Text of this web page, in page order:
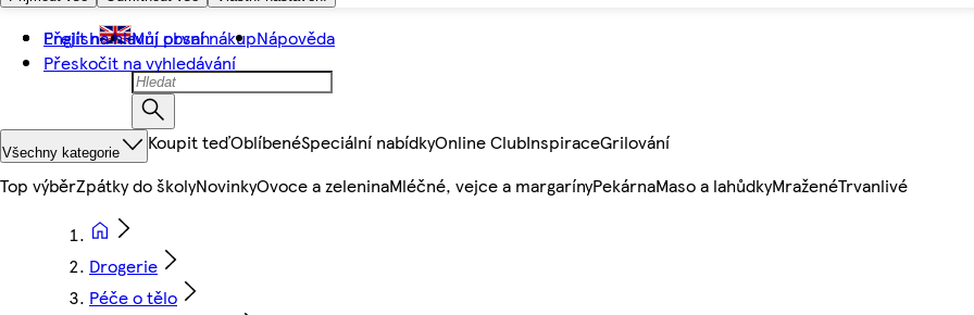
Přejít na hlavní obsah
Přeskočit na vyhledávání
English Můj první nákupNápověda
Všechny kategorie Koupit teďOblíbenéSpeciální nabídkyOnline ClubInspiraceGrilování
Top výběrZpátky do školyNovinkyOvoce a zeleninaMléčné, vejce a margarínyPekárnaMaso a lahůdkyMraženéTrvanlivé
Drogerie
Péče o tělo